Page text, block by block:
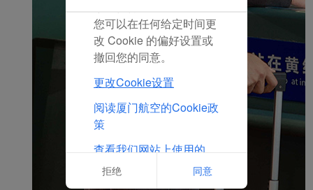
您可以在任何给定时间更
改 Cookie 的偏好设置或
撤回您的同意。
更改Cookie设置
阅读厦门航空的Cookie政
策
查看我们网站上使用的
Cookie的完整列表
拒绝 同意